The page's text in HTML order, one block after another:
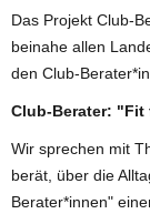
Das Projekt Club-
beinahe allen
den Club-
Club-Berater:
Wir sprechen mit
berät, über die
Berater*innen"